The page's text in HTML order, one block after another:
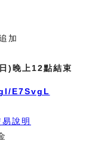
加
)晚上12點結束
E7SvgL
易說明